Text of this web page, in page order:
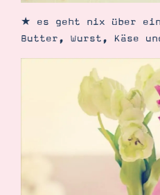
★ es geht nix über
Butter, Wurst, Käse